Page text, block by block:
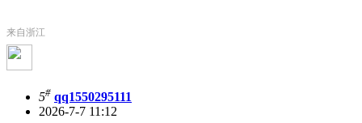
来自浙江
5# qq1550295111
2026-7-7 11:12